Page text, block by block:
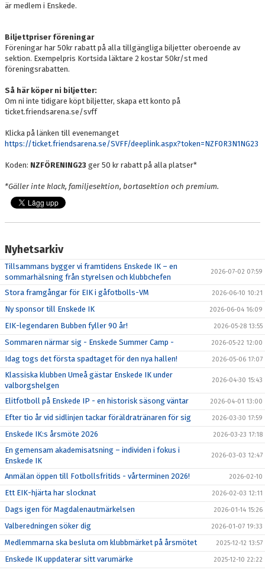
är medlem i Enskede.
Biljettpriser föreningar
Föreningar har 50kr rabatt på alla tillgängliga biljetter oberoende av
sektion. Exempelpris Kortsida läktare 2 kostar 50kr/st med
föreningsrabatten.
Så här köper ni biljetter:
Om ni inte tidigare köpt biljetter, skapa ett konto på
ticket.friendsarena.se/svff
Klicka på länken till evenemanget
https://ticket.friendsarena.se/SVFF/deeplink.aspx?token=NZF0R3N1NG23
Koden: NZFÖRENING23 ger 50 kr rabatt på alla platser*
*Gäller inte klack, familjesektion, bortasektion och premium.
Nyhetsarkiv
Tillsammans bygger vi framtidens Enskede IK – en
sommarhälsning från styrelsen och klubbchefen
2026-07-02 07:59
Stora framgångar för EIK i gåfotbolls-VM 2026-06-10 10:21
Ny sponsor till Enskede IK 2026-06-04 16:09
EIK-legendaren Bubben fyller 90 år! 2026-05-28 13:55
Sommaren närmar sig - Enskede Summer Camp - 2026-05-22 12:00
Idag togs det första spadtaget för den nya hallen! 2026-05-06 17:07
Klassiska klubben Umeå gästar Enskede IK under
valborgshelgen
2026-04-30 15:43
Elitfotboll på Enskede IP - en historisk säsong väntar 2026-04-01 13:00
Efter tio år vid sidlinjen tackar föräldratränaren för sig 2026-03-30 17:59
Enskede IK:s årsmöte 2026 2026-03-23 17:18
En gemensam akademisatsning – individen i fokus i
Enskede IK
2026-03-03 12:47
Anmälan öppen till Fotbollsfritids - vårterminen 2026! 2026-02-10
Ett EIK-hjärta har slocknat 2026-02-03 12:11
Dags igen för Magdalenautmärkelsen 2026-01-14 15:26
Valberedningen söker dig 2026-01-07 19:33
Medlemmarna ska besluta om klubbmärket på årsmötet 2025-12-12 13:57
Enskede IK uppdaterar sitt varumärke 2025-12-10 22:22